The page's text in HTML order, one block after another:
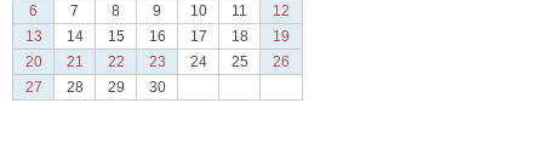
6
7 8 9 10 11
12
13
14 15 16 17 18
19
20
21 22 23 24 25
26
27
28 29 30